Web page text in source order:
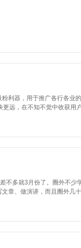
利器，用于推广各行各业
远，在不知不觉中收获用
不多就3月份了。圈外不少
章、做演讲，而且圈外几